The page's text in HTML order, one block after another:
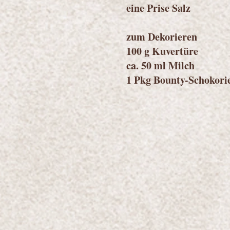
eine Prise Salz
zum Dekorieren
100 g Kuvertüre
ca. 50 ml Milch
1 Pkg Bounty-